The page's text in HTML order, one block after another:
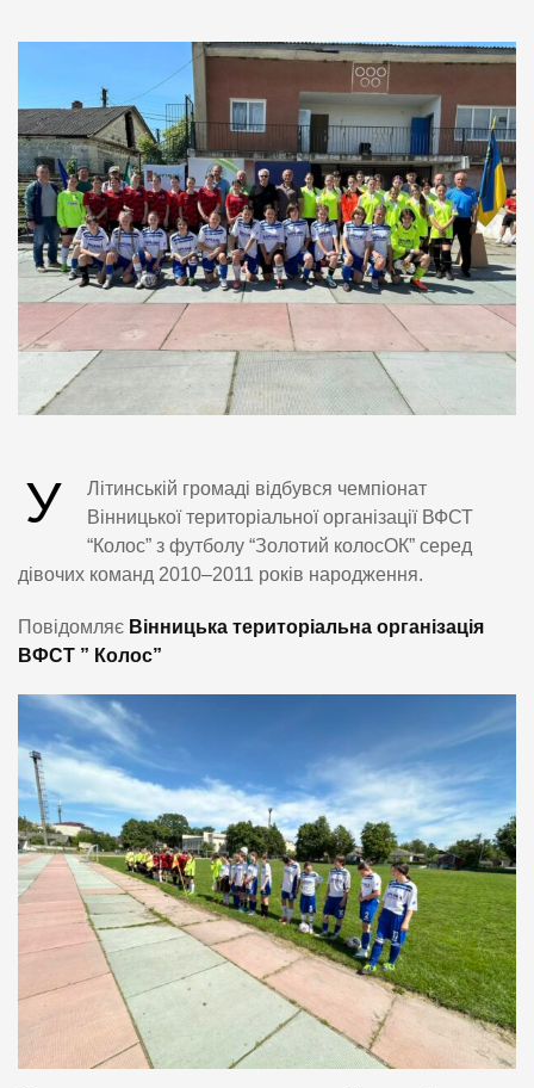
У
Літинській громаді відбувся чемпіонат
Вінницької територіальної організації ВФСТ
“Колос” з футболу “Золотий колосОК” серед
дівочих команд 2010–2011 років народження.
Повідомляє Вінницька територіальна організація
ВФСТ ” Колос”